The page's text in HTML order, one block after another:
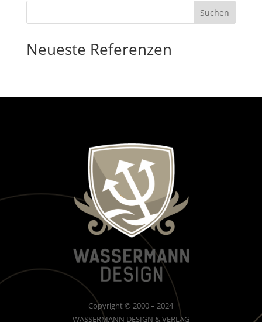
Suchen
Neueste Referenzen
Copyright © 2000 – 2024
WASSERMANN DESIGN & VERLAG